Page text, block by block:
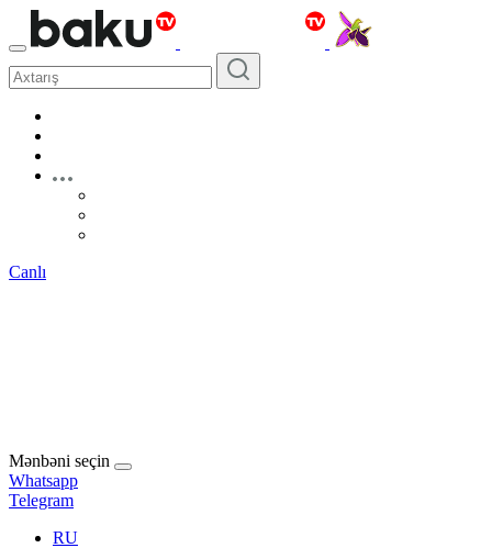
Canlı
Mənbəni seçin
Whatsapp
Telegram
RU